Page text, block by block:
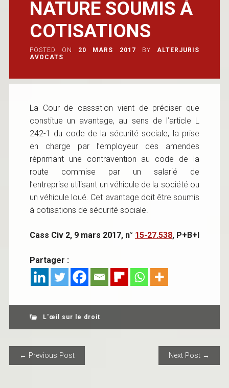
NATURE SOUMIS À
COTISATIONS
POSTED ON 20 MARS 2017 BY
ALTERJURIS
AVOCATS
La Cour de cassation vient de préciser que
constitue un avantage, au sens de l’article L
242-1 du code de la sécurité sociale, la prise
en charge par l’employeur des amendes
réprimant une contravention au code de la
route commise par un salarié de
l’entreprise utilisant un véhicule de la société ou
un véhicule loué. Cet avantage doit être soumis
à cotisations de sécurité sociale.
Cass Civ 2, 9 mars 2017, n° 15-27.538, P+B+I
Partager :
L'œil sur le droit
POST NAVIGATION
← Previous Post Next Post →